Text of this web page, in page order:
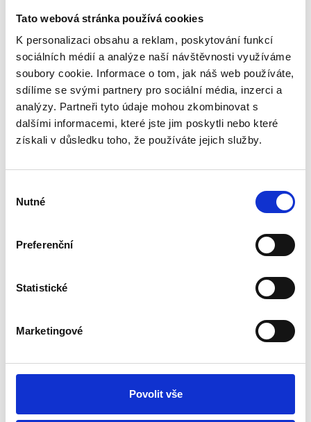
Tato webová stránka používá cookies
K personalizaci obsahu a reklam, poskytování funkcí
sociálních médií a analýze naší návštěvnosti využíváme
soubory cookie. Informace o tom, jak náš web používáte,
sdílíme se svými partnery pro sociální média, inzerci a
analýzy. Partneři tyto údaje mohou zkombinovat s
dalšími informacemi, které jste jim poskytli nebo které
získali v důsledku toho, že používáte jejich služby.
souhlasu
Nutné
Preferenční
Statistické
Marketingové
Povolit vše
nasdílíte vaši KB architekturu.
2
Rozsah a plán školení
Domluvíme se, na jaká témata se během
dnech, ale můžeme ho rozložit do více
První část školení
V první části školení se naučíte principy –
Představíme vám teorii a „best practices“.